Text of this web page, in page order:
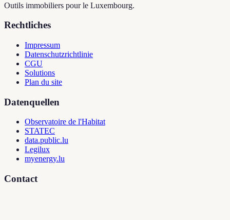
Outils immobiliers pour le Luxembourg.
Rechtliches
Impressum
Datenschutzrichtlinie
CGU
Solutions
Plan du site
Datenquellen
Observatoire de l'Habitat
STATEC
data.public.lu
Legilux
myenergy.lu
Contact